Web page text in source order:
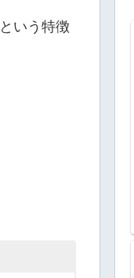
という特徴